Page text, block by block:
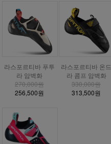
라스포르티바 푸투
라 암벽화
270,000원
256,500원
라스포르티바 온드
라 콤프 암벽화
330,000원
313,500원